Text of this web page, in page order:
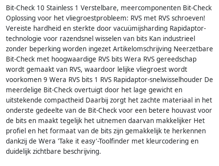
Bit-Check 10 Stainless 1 Verstelbare, meercomponenten Bit-Check
Oplossing voor het vliegroestprobleem: RVS met RVS schroeven!
Vereiste hardheid en sterkte door vacuümijsharding Rapidaptor-
technologie voor razendsnel wisselen van bits Kan industrieel
zonder beperking worden ingezet Artikelomschrijving Neerzetbare
Bit-Check met hoogwaardige RVS bits Wera RVS gereedschap
wordt gemaakt van RVS, waardoor lelijke vliegroest wordt
voorkomen 9 Wera RVS bits 1 RVS Rapidaptor-snelwisselhouder De
meerdelige Bit-Check overtuigt door het lage gewicht en
uitstekende compactheid Daarbij zorgt het zachte materiaal in het
onderste gedeelte van de Bit-Check voor een betere houvast voor
de bits en maakt tegelijk het uitnemen daarvan makkelijker Het
profiel en het formaat van de bits zijn gemakkelijk te herkennen
dankzij de Wera 'Take it easy'-Toolfinder met kleurcodering en
duidelijk zichtbare beschrijving.